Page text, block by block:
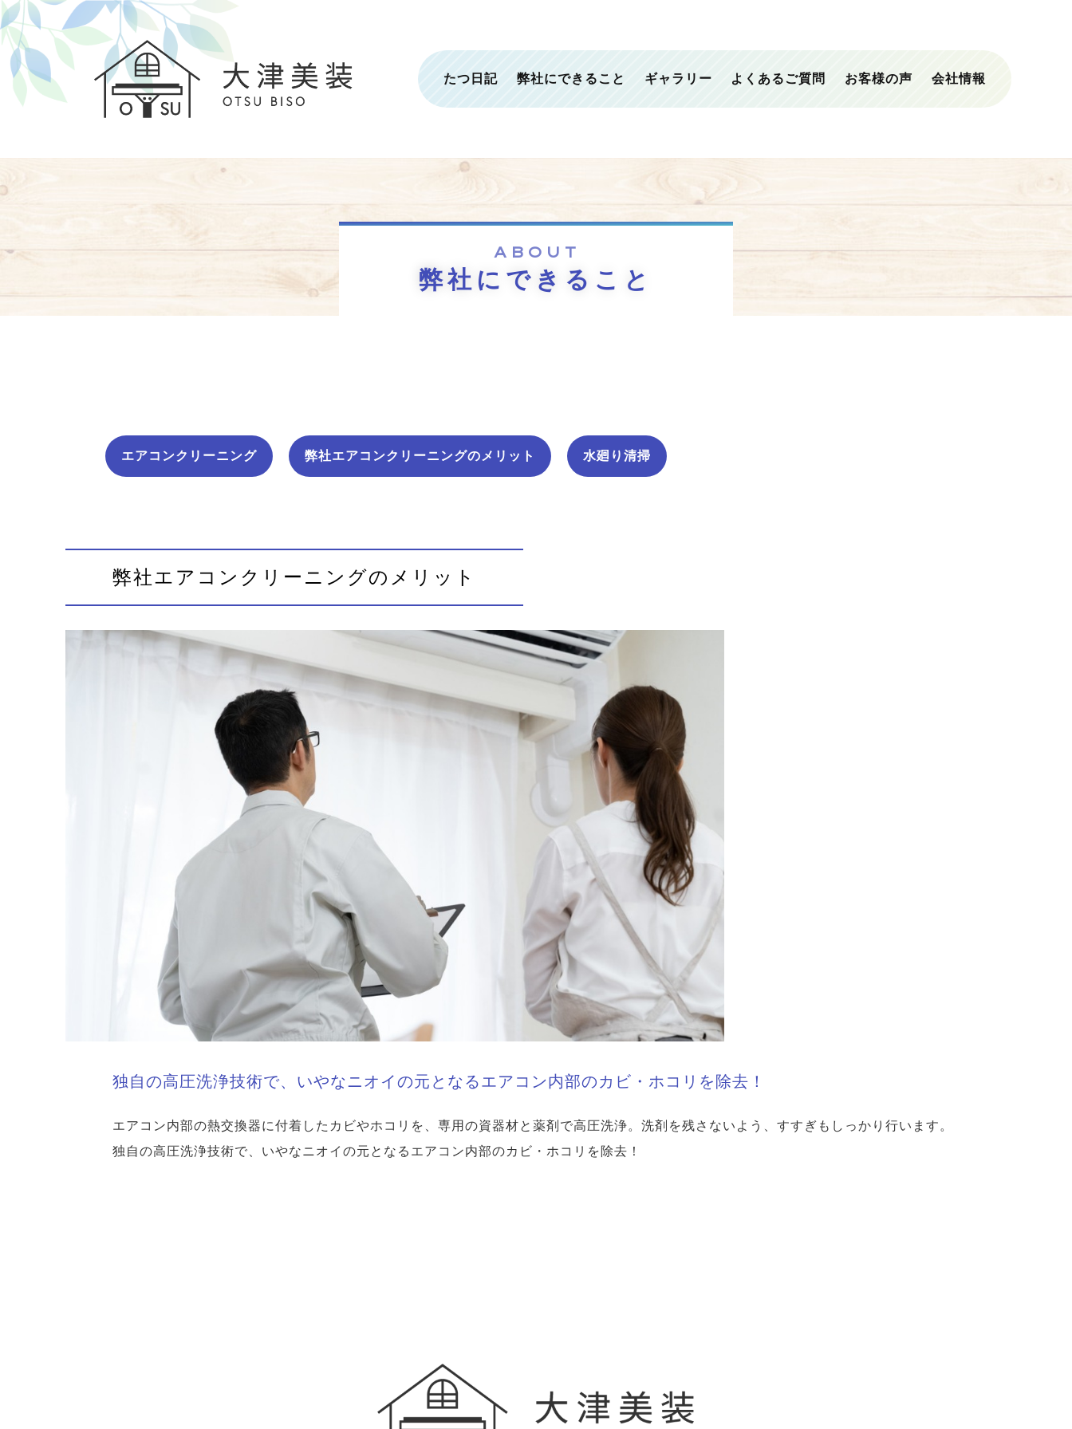
たつ日記 弊社にできること ギャラリー よくあるご質問 お客様の声 会社情報
ABOUT
弊社にできること
エアコンクリーニング 弊社エアコンクリーニングのメリット 水廻り清掃
弊社エアコンクリーニングのメリット
独自の高圧洗浄技術で、いやなニオイの元となるエアコン内部のカビ・ホコリを除去！
エアコン内部の熱交換器に付着したカビやホコリを、専用の資器材と薬剤で高圧洗浄。洗剤を残さないよう、すすぎもしっかり行います。
独自の高圧洗浄技術で、いやなニオイの元となるエアコン内部のカビ・ホコリを除去！